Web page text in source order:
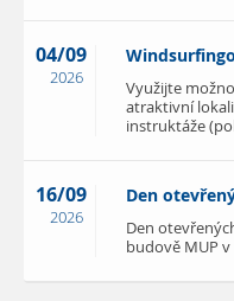
04/09
2026
Využijte
atraktivní
instruktáže
16/09
2026
Den
Den
budově MUP